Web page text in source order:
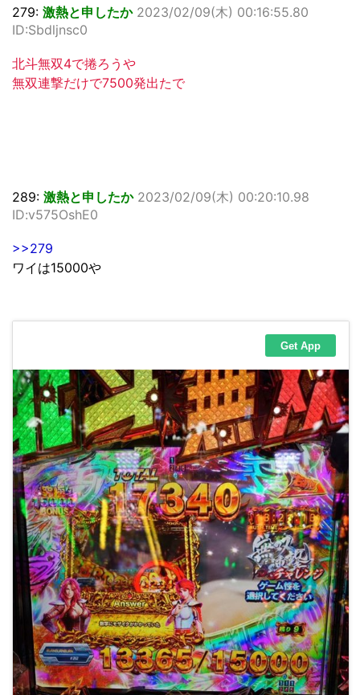
279: 激熱と申したか 2023/02/09(木) 00:16:55.80
ID:Sbdljnsc0
北斗無双4で捲ろうや
無双連撃だけで7500発出たで
289: 激熱と申したか 2023/02/09(木) 00:20:10.98
ID:v575OshE0
>>279
ワイは15000や